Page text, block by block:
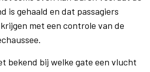
is gehaald en dat passagiers
met een controle van de
bekend bij welke gate een vlucht